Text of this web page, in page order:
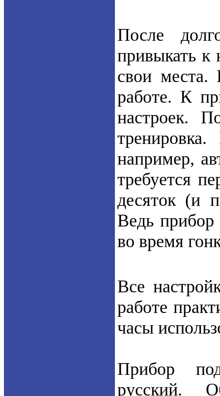
После
привыкать к
свои места.
работе. К
настроек.
например,
требуется
десяток (и
Ведь
во время
Все
работе
часы
Прибор
русский.